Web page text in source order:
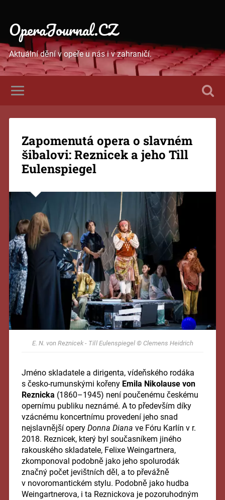
OperaJournal.CZ
Aktuální dění v opeře u nás i v zahraničí.
Zapomenutá opera o slavném
šibalovi: Reznicek a jeho Till
Eulenspiegel
E. N. von Reznicek - Til l Eulenspiegel © Clemens Heidrich
Jméno skladatele a dirigenta, vídeňského rodáka
s česko-rumunskými kořeny Emila Nikolause von
Reznicka (1860–1945) není poučenému českému
opernímu publiku neznámé. A to především díky
vzácnému koncertnímu provedení jeho snad
nejslavnější opery Donna Diana ve Fóru Karlín v r.
2018. Reznicek, který byl současníkem jiného
rakouského skladatele, Felixe Weingartnera,
zkomponoval podobně jako jeho spolurodák
značný počet jevištních děl, a to převážně
v novoromantickém stylu. Podobně jako hudba
Weingartnerova, i ta Reznickova je pozoruhodným